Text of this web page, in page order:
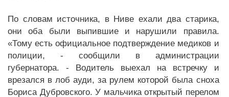
По словам источника, в Ниве ехали два старика,
они оба были выпившие и нарушили правила.
«Тому есть официальное подтверждение медиков и
полиции, - сообщили в администрации
губернатора. - Водитель выехал на встречку и
врезался в лоб ауди, за рулем которой была сноха
Бориса Дубровского. У мальчика открытый перелом